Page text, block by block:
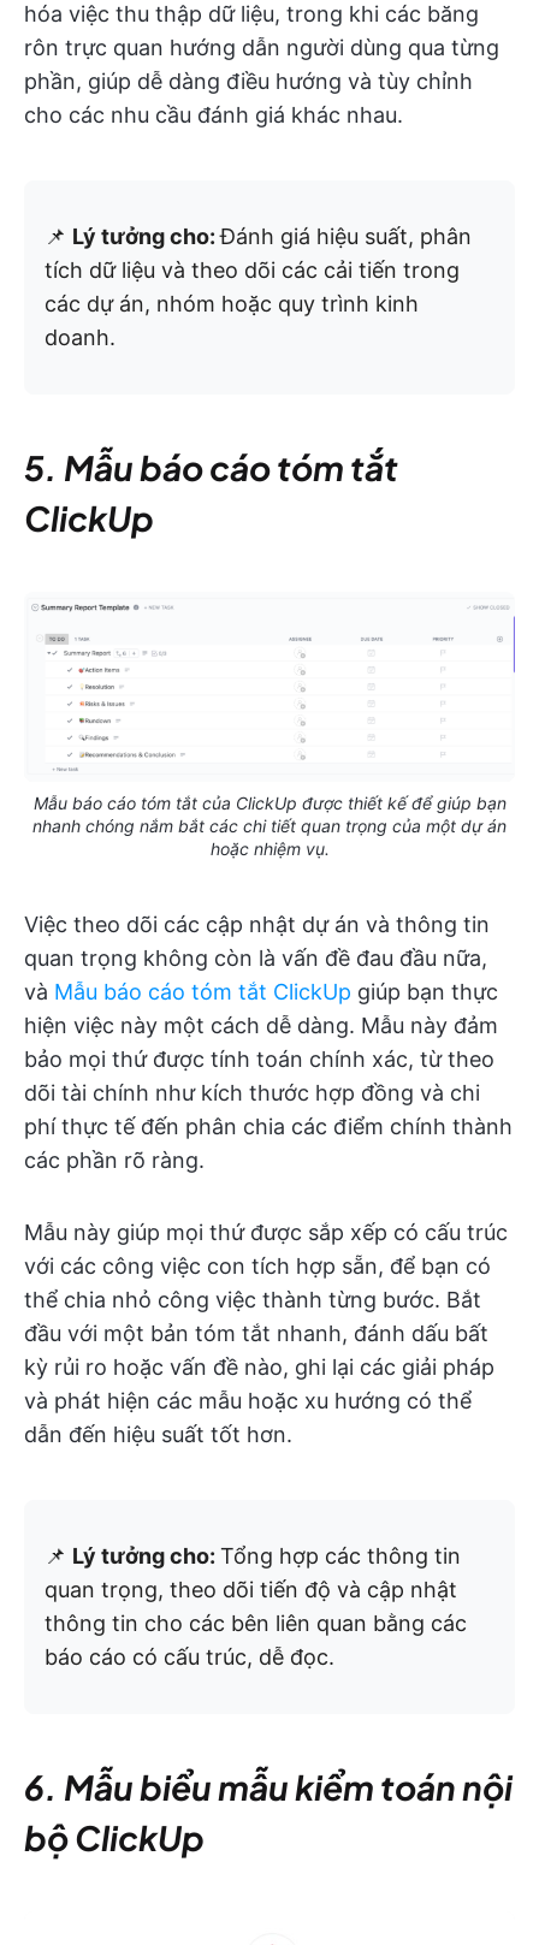
hóa việc thu thập dữ liệu, trong khi các băng
rôn trực quan hướng dẫn người dùng qua từng
phần, giúp dễ dàng điều hướng và tùy chỉnh
cho các nhu cầu đánh giá khác nhau.
📌 Lý tưởng cho:Đánh giá hiệu suất, phân
tích dữ liệu và theo dõi các cải tiến trong
các dự án, nhóm hoặc quy trình kinh
doanh.
5. Mẫu báo cáo tóm tắt
ClickUp
Mẫu báo cáo tóm tắt của ClickUp được thiết kế để giúp bạn
nhanh chóng nắm bắt các chi tiết quan trọng của một dự án
hoặc nhiệm vụ.
Việc theo dõi các cập nhật dự án và thông tin
quan trọng không còn là vấn đề đau đầu nữa,
và Mẫu báo cáo tóm tắt ClickUp giúp bạn thực
hiện việc này một cách dễ dàng. Mẫu này đảm
bảo mọi thứ được tính toán chính xác, từ theo
dõi tài chính như kích thước hợp đồng và chi
phí thực tế đến phân chia các điểm chính thành
các phần rõ ràng.
Mẫu này giúp mọi thứ được sắp xếp có cấu trúc
với các công việc con tích hợp sẵn, để bạn có
thể chia nhỏ công việc thành từng bước. Bắt
đầu với một bản tóm tắt nhanh, đánh dấu bất
kỳ rủi ro hoặc vấn đề nào, ghi lại các giải pháp
và phát hiện các mẫu hoặc xu hướng có thể
dẫn đến hiệu suất tốt hơn.
📌 Lý tưởng cho: Tổng hợp các thông tin
quan trọng, theo dõi tiến độ và cập nhật
thông tin cho các bên liên quan bằng các
báo cáo có cấu trúc, dễ đọc.
6. Mẫu biểu mẫu kiểm toán nội
bộ ClickUp